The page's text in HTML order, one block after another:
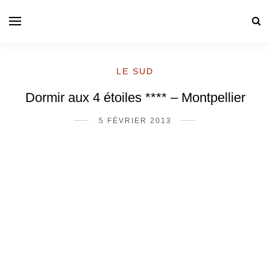
LE SUD
Dormir aux 4 étoiles **** – Montpellier
5 FÉVRIER 2013